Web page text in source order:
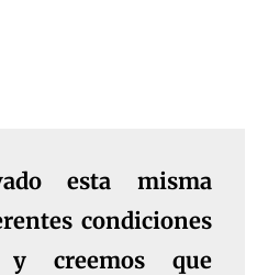
esta misma
condiciones
y creemos que